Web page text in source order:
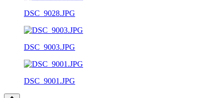
DSC_9028.JPG
DSC_9003.JPG
DSC_9001.JPG